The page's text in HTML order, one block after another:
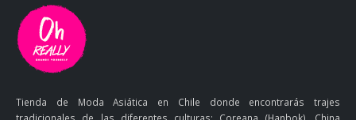
Tienda de Moda Asiática en Chile donde encontrarás trajes